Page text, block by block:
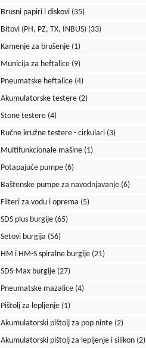
Brusni papiri i diskovi (35)
Bitovi (PH, PZ, TX, INBUS) (33)
Kamenje za brušenje (1)
Municija za heftalice (9)
Pneumatske heftalice (4)
Akumulatorske testere (2)
Stone testere (4)
Ručne kružne testere - cirkulari (3)
Multifunkcionale mašine (1)
Potapajuće pumpe (6)
Baštenske pumpe za navodnjavanje (6)
Filteri za vodu i oprema (5)
SDS plus burgije (65)
Setovi burgija (56)
HM i HM-S spiralne burgije (21)
SDS-Max burgije (27)
Pneumatske mazalice (4)
Pištolj za lepljenje (1)
Akumulatorski pištolj za pop ninte (2)
Akumulatorski pištolj za lepljenje i silikon (2)